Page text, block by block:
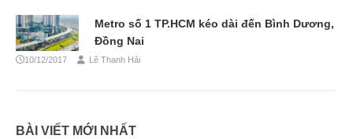
Metro số 1 TP.HCM kéo dài đến Bình Dương,
Đồng Nai
10/12/2017 Lê Thanh Hải
BÀI VIẾT MỚI NHẤT